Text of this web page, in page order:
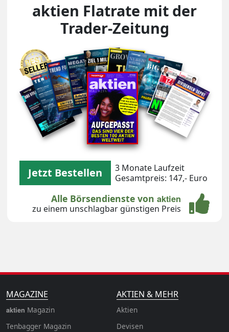
aktien Flatrate mit der
Trader-Zeitung
Unsere Magazin-Covers
Jetzt Bestellen
3 Monate Laufzeit
Gesamtpreis: 147,- Euro
Alle Börsendienste von aktien
zu einem unschlagbar günstigen Preis
MAGAZINE
aktien Magazin
Tenbagger Magazin
AKTIEN & MEHR
Aktien
Devisen